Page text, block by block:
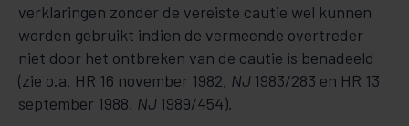
verklaringen zonder de vereiste cautie wel kunnen
worden gebruikt indien de vermeende overtreder
niet door het ontbreken van de cautie is benadeeld
(zie o.a. HR 16 november 1982, NJ1983/283 en HR 13
september 1988, NJ1989/454).